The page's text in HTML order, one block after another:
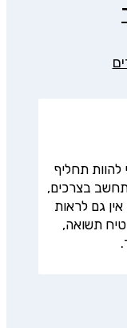
להוות תחליף
בצרכים,
גם לראות
תשואה,